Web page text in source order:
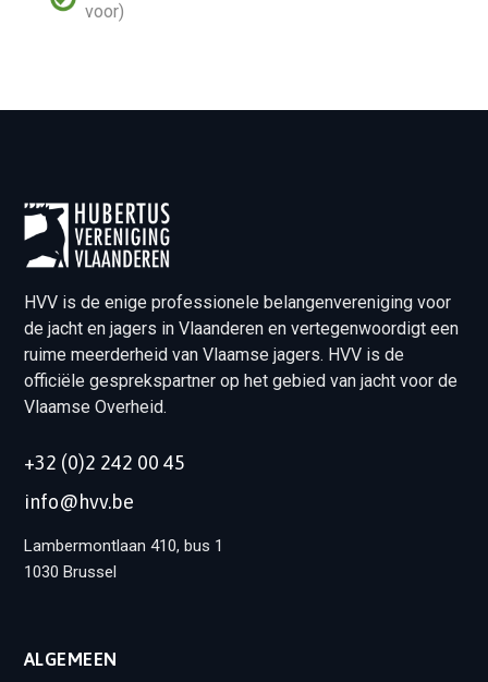
voor)
HVV is de enige professionele belangenvereniging voor
de jacht en jagers in Vlaanderen en vertegenwoordigt een
ruime meerderheid van Vlaamse jagers. HVV is de
officiële gesprekspartner op het gebied van jacht voor de
Vlaamse Overheid.
+32 (0)2 242 00 45
info@hvv.be
Lambermontlaan 410, bus 1
1030 Brussel
ALGEMEEN